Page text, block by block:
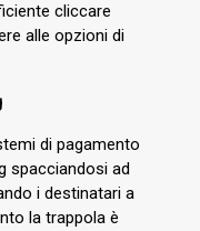
cliccare
alle opzioni di
di pagamento
spacciandosi ad
i destinatari a
la trappola è